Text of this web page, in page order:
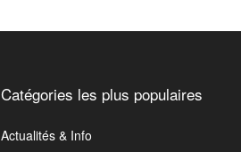
Catégories les plus populaires
Actualités & Info